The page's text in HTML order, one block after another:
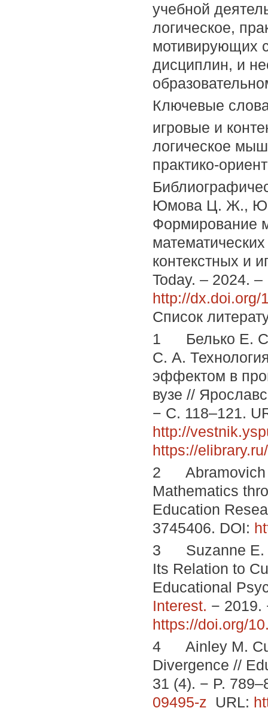
учебной
логическое,
мотивирующих
дисциплин, и
Ключевые
игровые и
логическое
практико-
Юмова Ц. Ж.,
Формирование
контекстных и
Today. – 2024.
http://dx.doi.org/
Список
1 Белько Е. С.,
С. А.
эффектом в
вузе //
− С. 118–121.
http://
https://
2 Abramovich
Mathematics
Education
3745406. DOI:
3 Suzanne E.
Its Relation to
Educational
Interest. − 2019.
https://doi.org/
4 Ainley M.
Divergence //
31 (4). − P.
09495-z URL: